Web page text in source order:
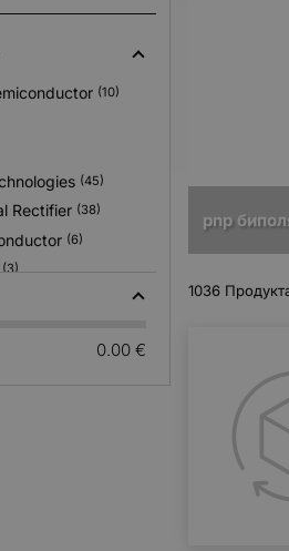
pnp
1036
(10)
(45)
Rectifier (38)
(6)
(3)
0.00 €